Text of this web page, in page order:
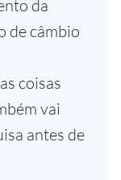
da
de câmbio
coisas
vai
antes de